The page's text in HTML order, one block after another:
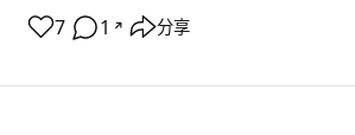
7 1 ↗ 分享